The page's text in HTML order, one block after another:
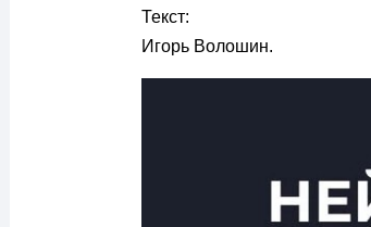
Текст:
Игорь Волошин.